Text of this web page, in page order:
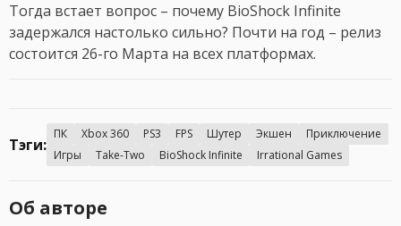
Тогда встает вопрос – почему BioShock Infinite
задержался настолько сильно? Почти на год – релиз
состоится 26-го Марта на всех платформах.
Тэги:
ПК Xbox 360 PS3 FPS Шутер Экшен
Приключение
Игры
Take-Two BioShock Infinite Irrational Games
Об авторе